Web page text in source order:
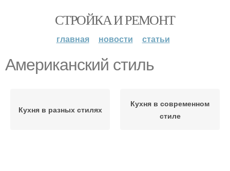
СТРОЙКА И РЕМОНТ
главная новости статьи
Американский стиль
Кухня в разных стилях
Кухня в современном
стиле